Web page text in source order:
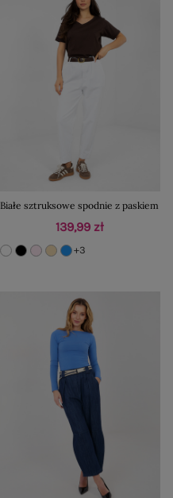
Białe sztruksowe spodnie z paskiem
139,99 zł
+3